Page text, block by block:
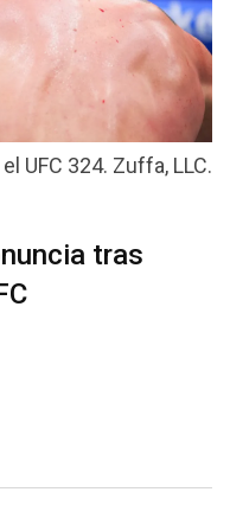
UFC 324. Zuffa, LLC.
tras